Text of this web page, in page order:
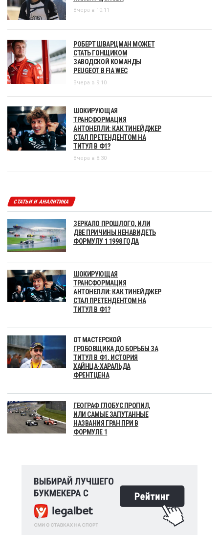
Вчера в 10:11
РОБЕРТ ШВАРЦМАН МОЖЕТ
СТАТЬ ГОНЩИКОМ
ЗАВОДСКОЙ КОМАНДЫ
PEUGEOT В FIA WEC
Вчера в 9:10
ШОКИРУЮЩАЯ
ТРАНСФОРМАЦИЯ
АНТОНЕЛЛИ: КАК ТИНЕЙДЖЕР
СТАЛ ПРЕТЕНДЕНТОМ НА
ТИТУЛ В Ф1?
Вчера в 8:30
СТАТЬИ И АНАЛИТИКА
ЗЕРКАЛО ПРОШЛОГО, ИЛИ
ДВЕ ПРИЧИНЫ НЕНАВИДЕТЬ
ФОРМУЛУ 1 1998 ГОДА
ШОКИРУЮЩАЯ
ТРАНСФОРМАЦИЯ
АНТОНЕЛЛИ: КАК ТИНЕЙДЖЕР
СТАЛ ПРЕТЕНДЕНТОМ НА
ТИТУЛ В Ф1?
ОТ МАСТЕРСКОЙ
ГРОБОВЩИКА ДО БОРЬБЫ ЗА
ТИТУЛ В Ф1. ИСТОРИЯ
ХАЙНЦА-ХАРАЛЬДА
ФРЕНТЦЕНА
ГЕОГРАФ ГЛОБУС ПРОПИЛ,
ИЛИ САМЫЕ ЗАПУТАННЫЕ
НАЗВАНИЯ ГРАН ПРИ В
ФОРМУЛЕ 1